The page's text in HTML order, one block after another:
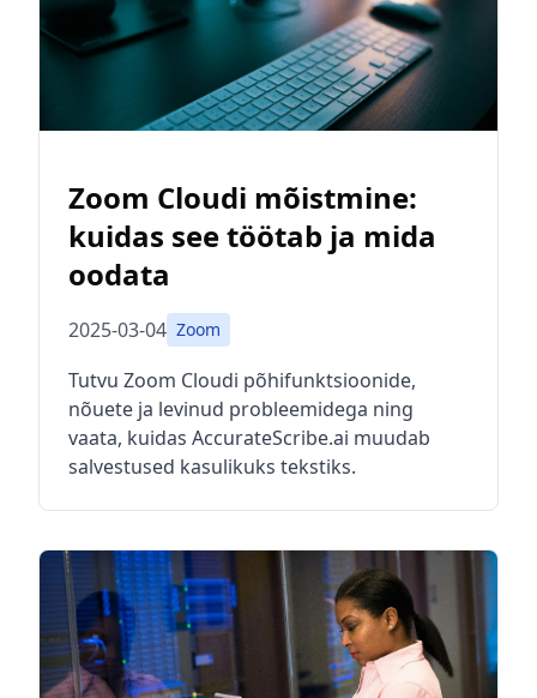
Zoom Cloudi mõistmine:
kuidas see töötab ja mida
oodata
2025-03-04 Zoom
Tutvu Zoom Cloudi põhifunktsioonide,
nõuete ja levinud probleemidega ning
vaata, kuidas AccurateScribe.ai muudab
salvestused kasulikuks tekstiks.